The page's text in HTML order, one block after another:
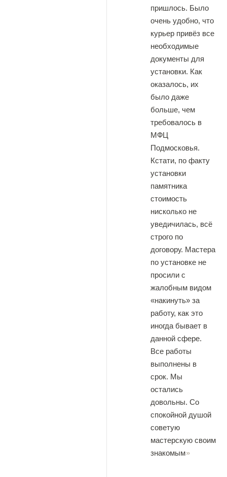
пришлось. Было
очень удобно, что
курьер привёз все
необходимые
документы для
установки. Как
оказалось, их
было даже
больше, чем
требовалось в
МФЦ
Подмосковья.
Кстати, по факту
установки
памятника
стоимость
нисколько не
уведичилась, всё
строго по
договору. Мастера
по установке не
просили с
жалобным видом
«накинуть» за
работу, как это
иногда бывает в
данной сфере.
Все работы
выполнены в
срок. Мы
остались
довольны. Со
спокойной душой
советую
мастерскую своим
знакомым